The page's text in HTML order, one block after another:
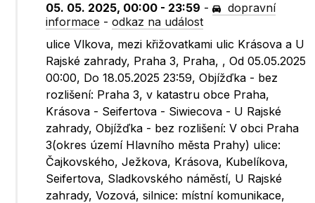
05. 05. 2025, 00:00 - 23:59 -
dopravní
informace -odkaz na událost
ulice Vlkova, mezi křižovatkami ulic Krásova a U
Rajské zahrady, Praha 3, Praha, , Od 05.05.2025
00:00, Do 18.05.2025 23:59, Objížďka - bez
rozlišení: Praha 3, v katastru obce Praha,
Krásova - Seifertova - Siwiecova - U Rajské
zahrady, Objížďka - bez rozlišení: V obci Praha
3(okres území Hlavního města Prahy) ulice:
Čajkovského, Ježkova, Krásova, Kubelíkova,
Seifertova, Sladkovského náměstí, U Rajské
zahrady, Vozová, silnice: místní komunikace,